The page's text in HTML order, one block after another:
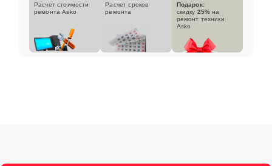
Расчет стоимости
ремонта Asko
Расчет сроков
ремонта
Подарок:
скидку 25% на
ремонт техники
Asko